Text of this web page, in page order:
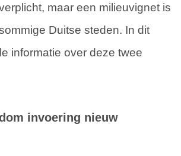
maar een milieuvignet is
Duitse steden. In dit
informatie over deze twee
invoering nieuw